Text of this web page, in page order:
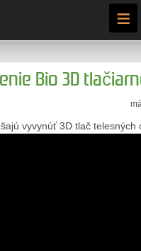
≡
Bio 3D
vyvynúť 3D tlač telesných